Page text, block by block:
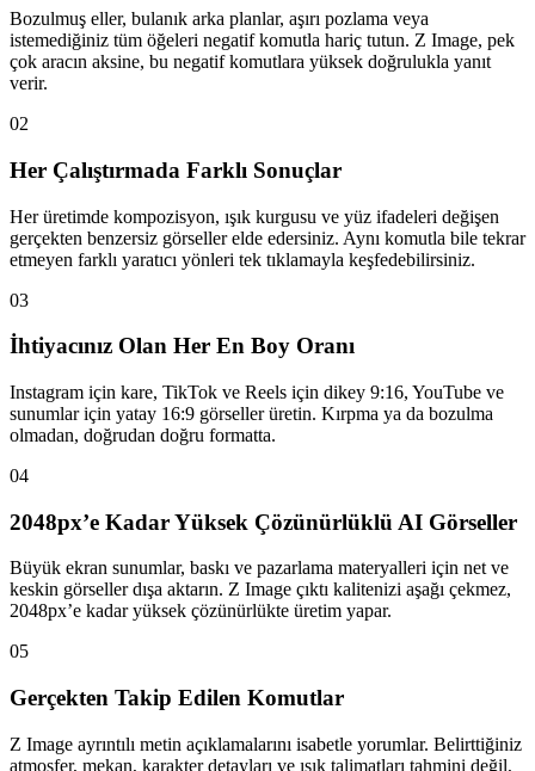
Bozulmuş eller, bulanık arka planlar, aşırı pozlama veya
istemediğiniz tüm öğeleri negatif komutla hariç tutun. Z Image, pek
çok aracın aksine, bu negatif komutlara yüksek doğrulukla yanıt
verir.
02
Her Çalıştırmada Farklı Sonuçlar
Her üretimde kompozisyon, ışık kurgusu ve yüz ifadeleri değişen
gerçekten benzersiz görseller elde edersiniz. Aynı komutla bile tekrar
etmeyen farklı yaratıcı yönleri tek tıklamayla keşfedebilirsiniz.
03
İhtiyacınız Olan Her En Boy Oranı
Instagram için kare, TikTok ve Reels için dikey 9:16, YouTube ve
sunumlar için yatay 16:9 görseller üretin. Kırpma ya da bozulma
olmadan, doğrudan doğru formatta.
04
2048px’e Kadar Yüksek Çözünürlüklü AI Görseller
Büyük ekran sunumlar, baskı ve pazarlama materyalleri için net ve
keskin görseller dışa aktarın. Z Image çıktı kalitenizi aşağı çekmez,
2048px’e kadar yüksek çözünürlükte üretim yapar.
05
Gerçekten Takip Edilen Komutlar
Z Image ayrıntılı metin açıklamalarını isabetle yorumlar. Belirttiğiniz
atmosfer, mekan, karakter detayları ve ışık talimatları tahmini değil,